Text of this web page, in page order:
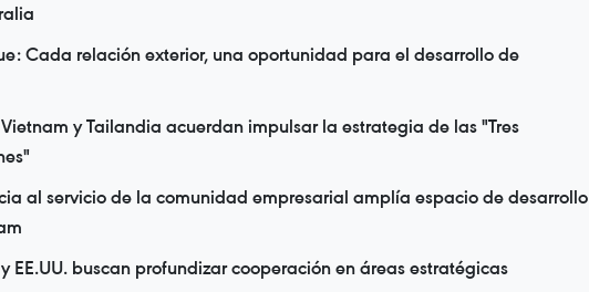
Cada relación exterior, una oportunidad para el desarrollo de
Vietnam y Tailandia acuerdan impulsar la estrategia de las "Tres
al servicio de la comunidad empresarial amplía espacio de desarrollo
EE.UU. buscan profundizar cooperación en áreas estratégicas